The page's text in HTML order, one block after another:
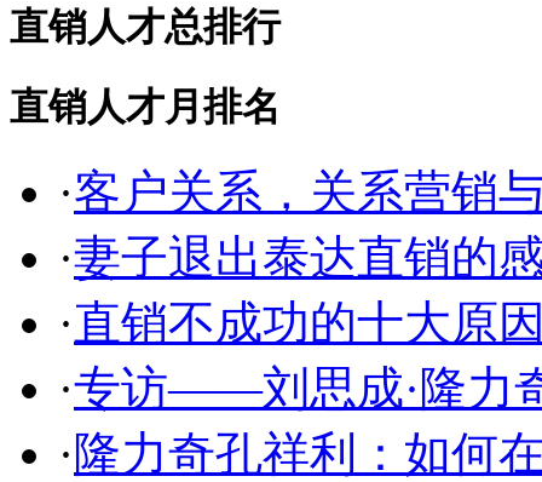
直销人才总排行
直销人才月排名
·客户关系，关系营销
·妻子退出泰达直销的
·直销不成功的十大原
·专访——刘思成·隆力
·隆力奇孔祥利：如何